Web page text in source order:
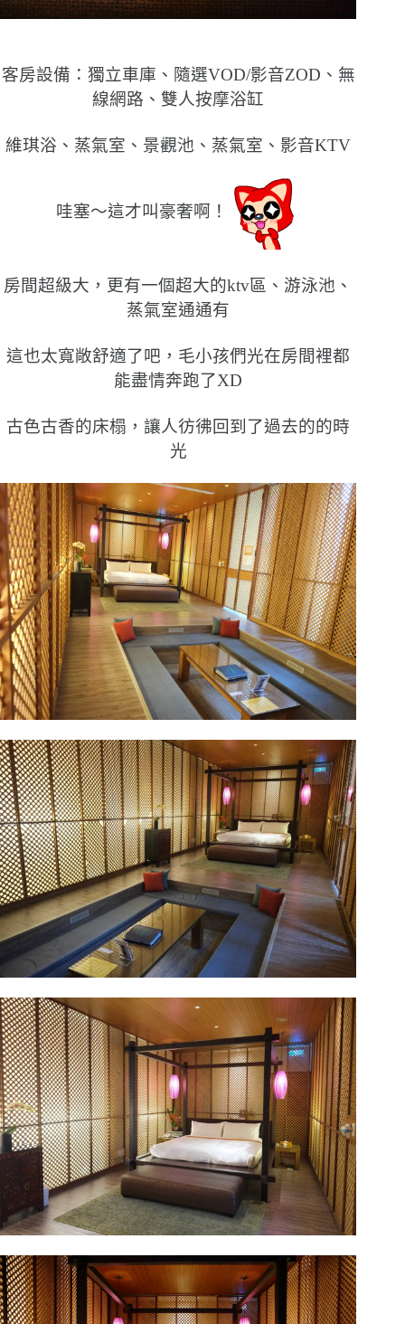
客房設備：獨立車庫、隨選VOD/影音ZOD、無
線網路、雙人按摩浴缸
維琪浴、蒸氣室、景觀池、蒸氣室、影音KTV
哇塞〜這才叫豪奢啊！
房間超級大，更有一個超大的ktv區、游泳池、
蒸氣室通通有
這也太寬敞舒適了吧，毛小孩們光在房間裡都
能盡情奔跑了XD
古色古香的床榻，讓人彷彿回到了過去的的時
光